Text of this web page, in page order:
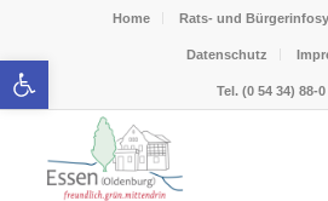
Werkzeugleiste öffnen
Home Rats- und
Datenschutz
Tel. (0 54 34) 88-0